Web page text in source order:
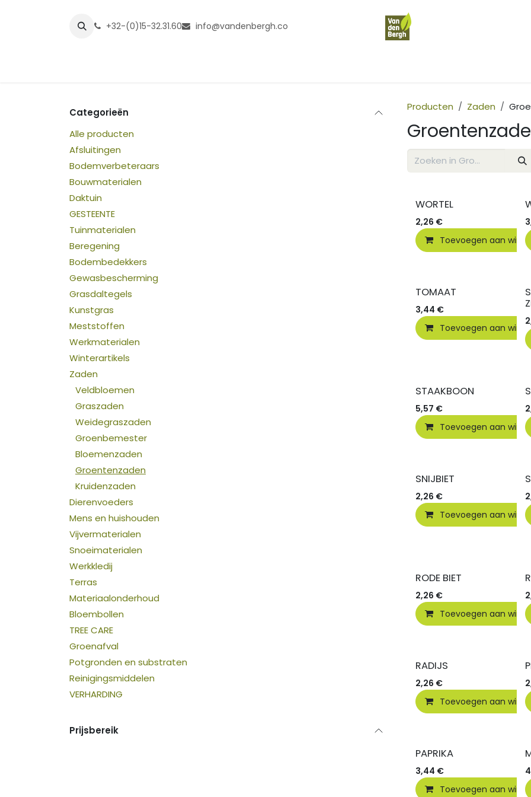
+32-(0)15-32.31.60 info@vandenbergh.co
Categorieën
Alle producten
Afsluitingen
Bodemverbeteraars
Bouwmaterialen
Daktuin
GESTEENTE
Tuinmaterialen
Beregening
Bodembedekkers
Gewasbescherming
Grasdaltegels
Kunstgras
Meststoffen
Werkmaterialen
Winterartikels
Zaden
Veldbloemen
Graszaden
Weidegraszaden
Groenbemester
Bloemenzaden
Groentenzaden
Kruidenzaden
Dierenvoeders
Mens en huishouden
Vijvermaterialen
Snoeimaterialen
Werkkledij
Terras
Materiaalonderhoud
Bloembollen
TREE CARE
Groenafval
Potgronden en substraten
Reinigingsmiddelen
VERHARDING
Prijsbereik
Producten Zaden
WORTEL
2,26 €
Toevoegen aan
TOMAAT
3,44 €
Toevoegen aan
STAAKBOON
5,57 €
Toevoegen aan
SNIJBIET
2,26 €
Toevoegen aan
RODE BIET
2,26 €
Toevoegen aan
RADIJS
2,26 €
Toevoegen aan
PAPRIKA
3,44 €
Toevoegen aan